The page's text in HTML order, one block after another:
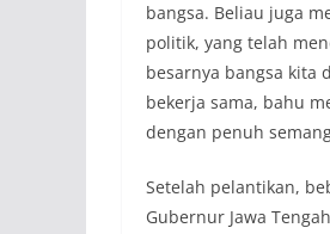
bangsa. Beliau juga
politik, yang telah
besarnya bangsa kita
bekerja sama, bahu
dengan penuh
Setelah pelantikan,
Gubernur Jawa